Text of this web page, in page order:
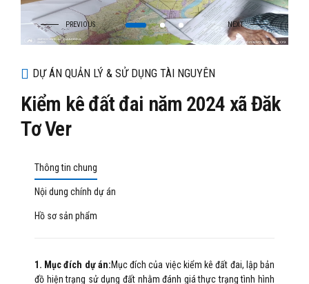
DỰ ÁN QUẢN LÝ & SỬ DỤNG TÀI NGUYÊN
Kiểm kê đất đai năm 2024 xã Đăk
Tơ Ver
Thông tin chung
Nội dung chính dự án
Hồ sơ sản phẩm
1. Mục đích dự án:Mục đích của việc kiểm kê đất đai, lập bản
đồ hiện trạng sử dụng đất nhằm đánh giá thực trạng tình hình